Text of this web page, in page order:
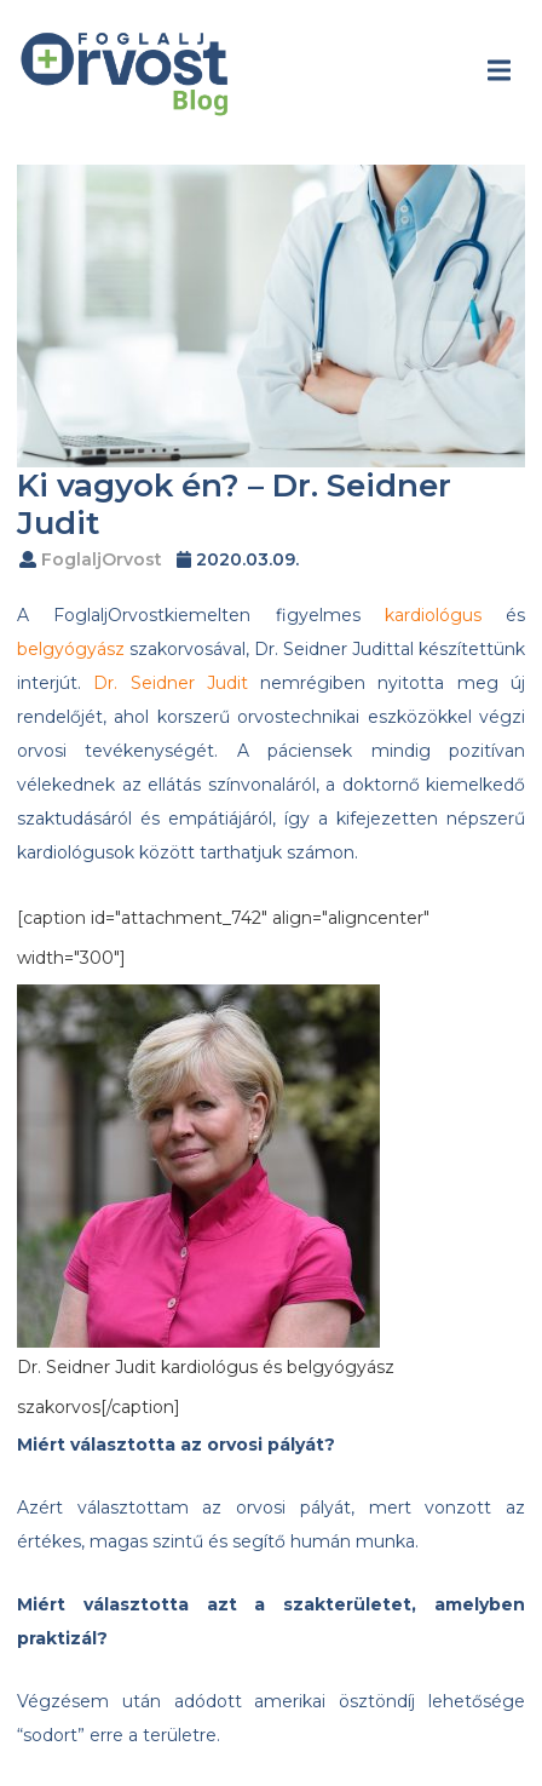
Ki vagyok én? – Dr. Seidner
Judit
FoglaljOrvost 2020.03.09.
A FoglaljOrvostkiemelten figyelmes kardiológusés
belgyógyász szakorvosával, Dr. Seidner Judittal készítettünk
interjút.
Dr. Seidner Juditnemrégiben nyitotta meg új
rendelőjét, ahol korszerű orvostechnikai eszközökkel végzi
orvosi tevékenységét. A páciensek mindig pozitívan
vélekednek az ellátás színvonaláról, a doktornő kiemelkedő
szaktudásáról és empátiájáról, így a kifejezetten népszerű
kardiológusok között tarthatjuk számon.
[caption id="attachment_742" align="aligncenter"
width="300"]
Dr. Seidner Judit kardiológus és belgyógyász
szakorvos[/caption]
Miért választotta az orvosi pályát?
Azért választottam az orvosi pályát, mert vonzott az
értékes, magas szintű és segítő humán munka.
Miért választotta azt a szakterületet, amelyben
praktizál?
Végzésem után adódott amerikai ösztöndíj lehetősége
“sodort” erre a területre.